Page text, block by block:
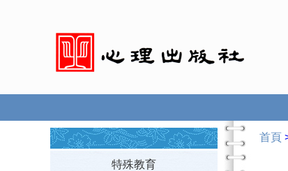
特殊教育
首頁